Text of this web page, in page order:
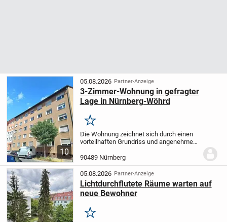
10
05.08.2026 Partner-Anzeige
3-Zimmer-Wohnung in gefragter
Lage in Nürnberg-Wöhrd
Merken
Die Wohnung zeichnet sich durch einen
vorteilhaften Grundriss und angenehme
Schlafzimmer auf der Nordseite, was bei
den künftigen hohen
Sommertemperaturen von...
90489 Nürnberg
05.08.2026 Partner-Anzeige
Lichtdurchflutete Räume warten auf
neue Bewohner
Merken